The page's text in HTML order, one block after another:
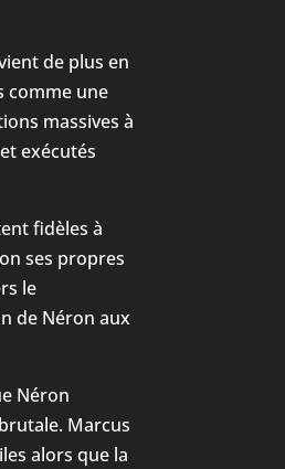
de plus en
comme une
massives à
exécutés
fidèles à
ses propres
le
de Néron aux
Néron
Marcus
alors que la